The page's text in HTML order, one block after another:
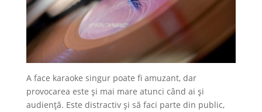
A face karaoke singur poate fi amuzant, dar
provocarea este și mai mare atunci când ai și
audiență. Este distractiv și să faci parte din public,